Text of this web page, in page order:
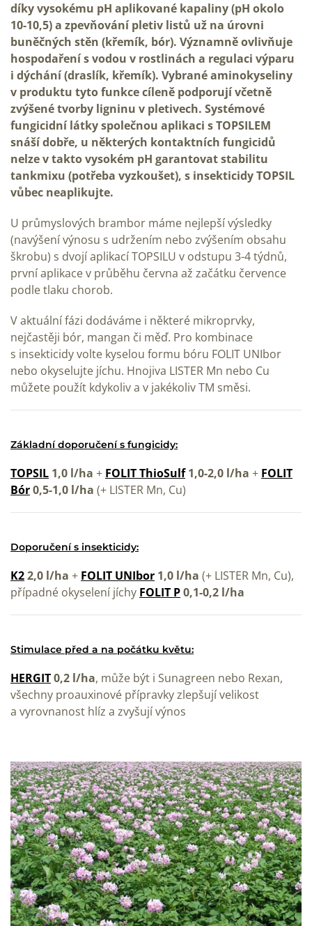
díky vysokému pH aplikované kapaliny (pH okolo
10-10,5) a zpevňování pletiv listů už na úrovni
buněčných stěn (křemík, bór). Významně ovlivňuje
hospodaření s vodou v rostlinách a regulaci výparu
i dýchání (draslík, křemík). Vybrané aminokyseliny
v produktu tyto funkce cíleně podporují včetně
zvýšené tvorby ligninu v pletivech. Systémové
fungicidní látky společnou aplikaci s TOPSILEM
snáší dobře, u některých kontaktních fungicidů
nelze v takto vysokém pH garantovat stabilitu
tankmixu (potřeba vyzkoušet), s insekticidy TOPSIL
vůbec neaplikujte.
U průmyslových brambor máme nejlepší výsledky
(navýšení výnosu s udržením nebo zvýšením obsahu
škrobu) s dvojí aplikací TOPSILU v odstupu 3-4 týdnů,
první aplikace v průběhu června až začátku července
podle tlaku chorob.
V aktuální fázi dodáváme i některé mikroprvky,
nejčastěji bór, mangan či měď. Pro kombinace
s insekticidy volte kyselou formu bóru FOLIT UNIbor
nebo okyselujte jíchu. Hnojiva LISTER Mn nebo Cu
můžete použít kdykoliv a v jakékoliv TM směsi.
Základní doporučení s fungicidy:
TOPSIL 1,0 l/ha + FOLIT ThioSulf 1,0-2,0 l/ha + FOLIT
Bór0,5-1,0 l/ha (+ LISTER Mn, Cu)
Doporučení s insekticidy:
K22,0 l/ha + FOLIT UNIbor 1,0 l/ha (+ LISTER Mn, Cu),
případné okyselení jíchy FOLIT P0,1-0,2 l/ha
Stimulace před a na počátku květu:
HERGIT0,2 l/ha, může být i Sunagreen nebo Rexan,
všechny proauxinové přípravky zlepšují velikost
a vyrovnanost hlíz a zvyšují výnos